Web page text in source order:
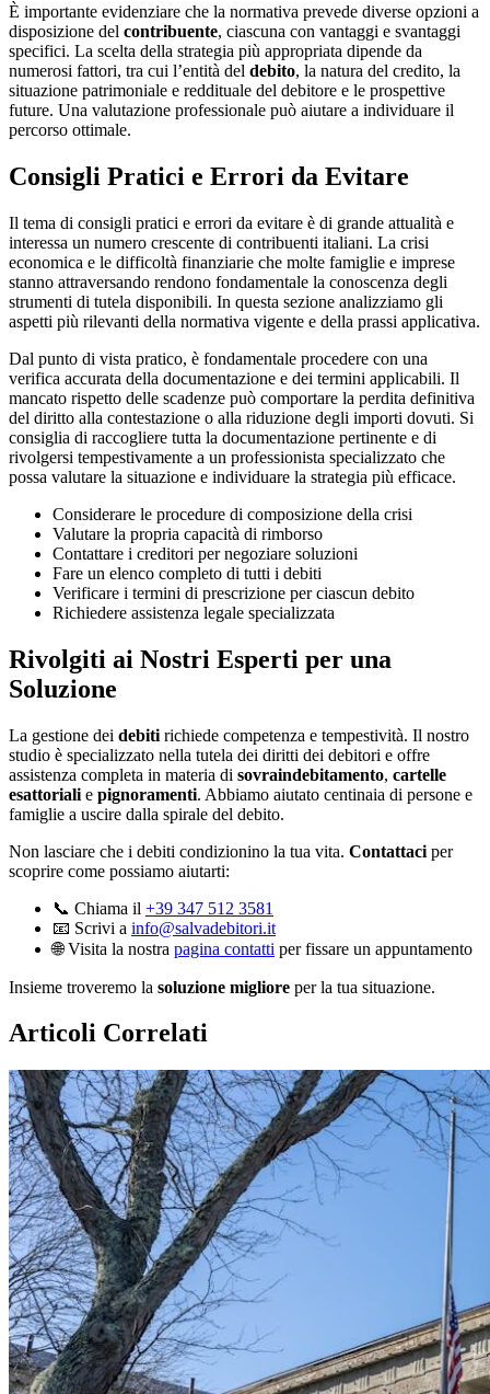
È importante evidenziare che la normativa prevede diverse opzioni a
disposizione del contribuente, ciascuna con vantaggi e svantaggi
specifici. La scelta della strategia più appropriata dipende da
numerosi fattori, tra cui l’entità del debito, la natura del credito, la
situazione patrimoniale e reddituale del debitore e le prospettive
future. Una valutazione professionale può aiutare a individuare il
percorso ottimale.
Consigli Pratici e Errori da Evitare
Il tema di consigli pratici e errori da evitare è di grande attualità e
interessa un numero crescente di contribuenti italiani. La crisi
economica e le difficoltà finanziarie che molte famiglie e imprese
stanno attraversando rendono fondamentale la conoscenza degli
strumenti di tutela disponibili. In questa sezione analizziamo gli
aspetti più rilevanti della normativa vigente e della prassi applicativa.
Dal punto di vista pratico, è fondamentale procedere con una
verifica accurata della documentazione e dei termini applicabili. Il
mancato rispetto delle scadenze può comportare la perdita definitiva
del diritto alla contestazione o alla riduzione degli importi dovuti. Si
consiglia di raccogliere tutta la documentazione pertinente e di
rivolgersi tempestivamente a un professionista specializzato che
possa valutare la situazione e individuare la strategia più efficace.
Considerare le procedure di composizione della crisi
Valutare la propria capacità di rimborso
Contattare i creditori per negoziare soluzioni
Fare un elenco completo di tutti i debiti
Verificare i termini di prescrizione per ciascun debito
Richiedere assistenza legale specializzata
Rivolgiti ai Nostri Esperti per una
Soluzione
La gestione dei debiti richiede competenza e tempestività. Il nostro
studio è specializzato nella tutela dei diritti dei debitori e offre
assistenza completa in materia di sovraindebitamento, cartelle
esattoriali e pignoramenti. Abbiamo aiutato centinaia di persone e
famiglie a uscire dalla spirale del debito.
Non lasciare che i debiti condizionino la tua vita. Contattaci per
scoprire come possiamo aiutarti:
📞 Chiama il +39 347 512 3581
📧 Scrivi a info@salvadebitori.it
🌐 Visita la nostra pagina contatti per fissare un appuntamento
Insieme troveremo la soluzione migliore per la tua situazione.
Articoli Correlati